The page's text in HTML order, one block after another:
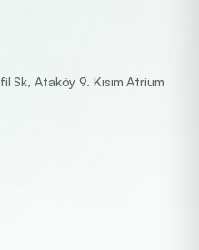
Sk, Ataköy 9. Kısım Atrium